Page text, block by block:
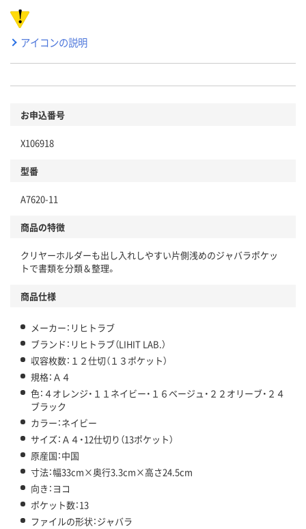
アイコンの説明
お申込番号
X106918
型番
A7620-11
商品の特徴
クリヤーホルダーも出し入れしやすい片側浅めのジャバラポケッ
トで書類を分類＆整理。
商品仕様
メーカー：リヒトラブ
ブランド：リヒトラブ（LIHIT LAB.）
収容枚数：１２仕切（１３ポケット）
規格：Ａ４
色：４オレンジ・１１ネイビー・１６ベージュ・２２オリーブ・２４
ブラック
カラー：ネイビー
サイズ：Ａ４・12仕切り（13ポケット）
原産国：中国
寸法：幅33cm×奥行3.3cm×高さ24.5cm
向き：ヨコ
ポケット数：13
ファイルの形状：ジャバラ